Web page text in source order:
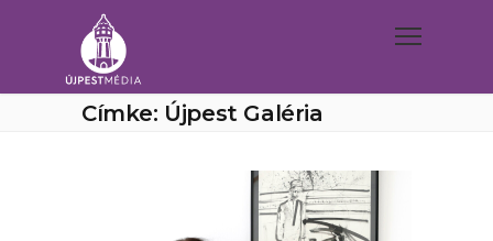
Címke: Újpest Galéria